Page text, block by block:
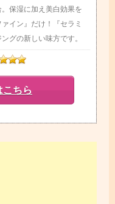
保湿に加え美白効果を
イン』だけ！『セラミ
グの新しい味方です。
ちら